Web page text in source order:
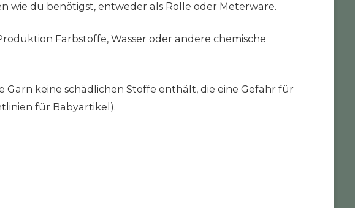
wie du benötigst, entweder als Rolle oder Meterware.
Farbstoffe, Wasser oder andere chemische
Garn keine schädlichen Stoffe enthält, die eine Gefahr für
für Babyartikel).